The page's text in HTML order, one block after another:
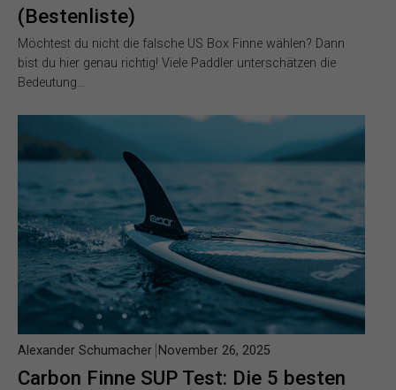
(Bestenliste)
Möchtest du nicht die falsche US Box Finne wählen? Dann
bist du hier genau richtig! Viele Paddler unterschätzen die
Bedeutung…
Carbon Finne SUP Test: Die 5 besten
Alexander Schumacher November 26, 2025